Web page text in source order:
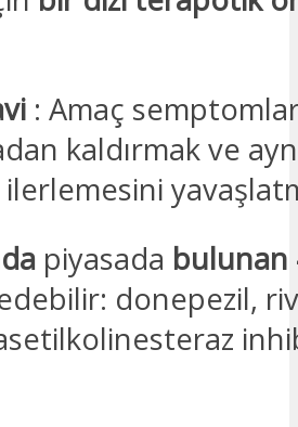
: Amaç
kaldırmak ve
ilerlemesini
piyasada bulunan
donepezil,